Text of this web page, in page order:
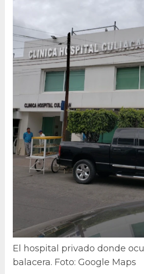
El hospital privado donde
balacera. Foto: Google Maps